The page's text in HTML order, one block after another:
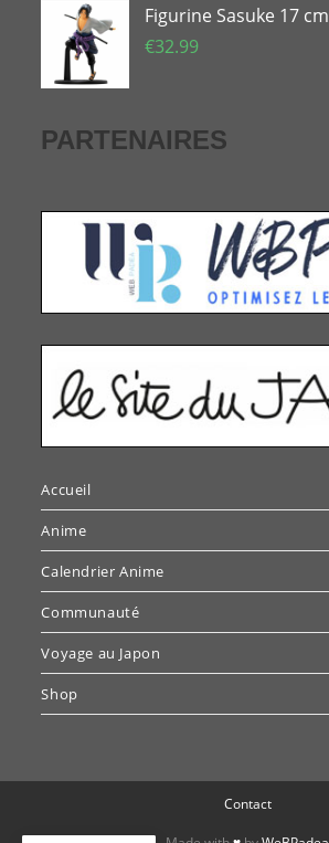
était : est :
Figurine Sasuke 17 cm
€32.99
PARTENAIRES
Accueil
Anime
Calendrier Anime
Communauté
Voyage au Japon
Shop
Contact